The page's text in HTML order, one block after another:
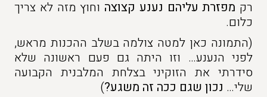
רק מפזרת עליהם נענע קצוצה וחוץ מזה לא צריך
כלום.
(התמונה כאן למטה צולמה בשלב ההכנות מראש,
לפני הנענע… וזו היתה גם פעם ראשונה שלא
סידרתי את הזוקיני בצלחת המלבנית הקבועה
שלי… נכון שגם ככה זה משגע?)